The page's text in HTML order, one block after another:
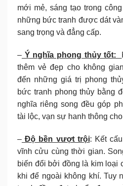
mới mẻ, sáng tạo trong
những bức tranh được dát
sang trọng và đẳng cấp.
– Ý nghĩa phong thủy tốt:
thêm vẻ đẹp cho không
đến những giá trị phong
bức tranh phong thủy bằng
nghĩa riêng song đều góp
tài lộc, vạn sự hanh thông
– Độ bền vượt trội: Kết
vĩnh cửu cùng thời gian.
biến đổi bởi đồng là kim loại
khi để ngoài không khí. Tuy